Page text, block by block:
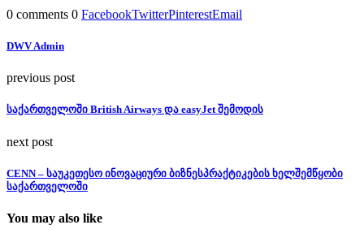
0 comments 0 FacebookTwitterPinterestEmail
DWV Admin
previous post
საქართველოში British Airways და easyJet შემოდის
next post
CENN – საუკეთესო ინოვაციური ბიზნესპრაქტიკების ხელშემწყობი
საქართველოში
You may also like